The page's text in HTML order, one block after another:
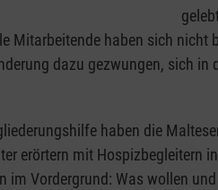
Mitarbeitende haben sich
dazu gezwungen, sich in
haben die
erörtern mit Hospizbegleitern
im Vordergrund: Was wollen